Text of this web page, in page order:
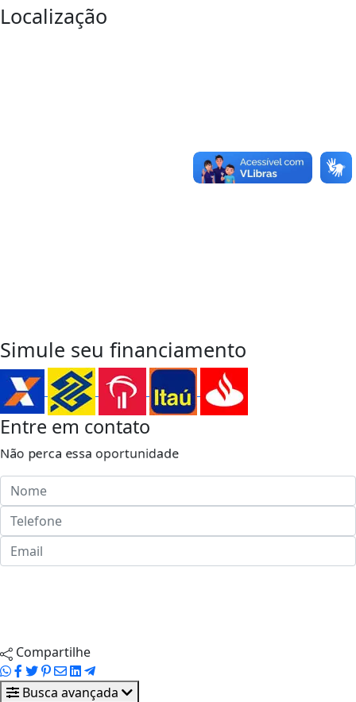
Localização
Simule seu financiamento
Entre em contato
perca essa oportunidade
Compartilhe
Busca avançada